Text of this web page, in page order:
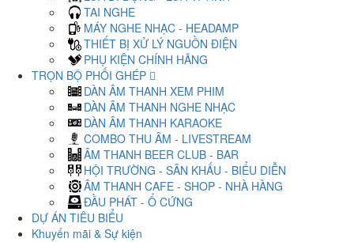
TAI NGHE
MÁY NGHE NHẠC - HEADAMP
THIẾT BỊ XỬ LÝ NGUỒN ĐIỆN
PHỤ KIỆN CHÍNH HÃNG
TRỌN BỘ PHỐI GHÉP
DÀN ÂM THANH XEM PHIM
DÀN ÂM THANH NGHE NHẠC
DÀN ÂM THANH KARAOKE
COMBO THU ÂM - LIVESTREAM
ÂM THANH BEER CLUB - BAR
HỘI TRƯỜNG - SÂN KHẤU - BIỂU DIỄN
ÂM THANH CAFE - SHOP - NHÀ HÀNG
ĐẦU PHÁT - Ổ CỨNG
DỰ ÁN TIÊU BIỂU
Khuyến mãi & Sự kiện